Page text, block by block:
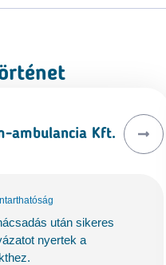
ambulancia Kft.
után sikeres
nyertek a